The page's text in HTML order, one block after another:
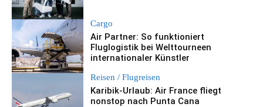
Cargo
Air Partner: So funktioniert
Fluglogistik bei Welttourneen
internationaler Künstler
Reisen / Flugreisen
Karibik-Urlaub: Air France fliegt
nonstop nach Punta Cana